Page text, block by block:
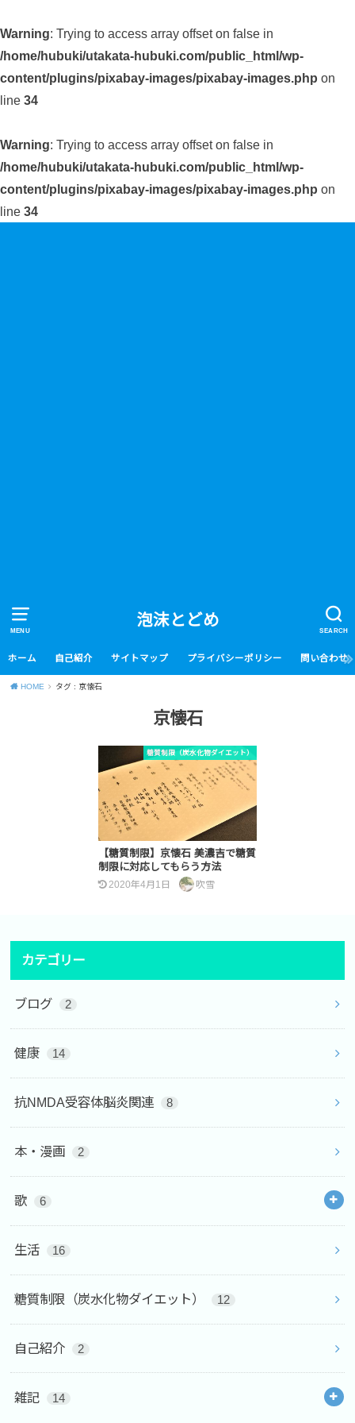
Warning: Trying to access array offset on false in
/home/hubuki/utakata-hubuki.com/public_html/wp-
content/plugins/pixabay-images/pixabay-images.php on
line 34
Warning: Trying to access array offset on false in
/home/hubuki/utakata-hubuki.com/public_html/wp-
content/plugins/pixabay-images/pixabay-images.php on
line 34
MENU SEARCH
泡沫とどめ
ホーム 自己紹介 サイトマップ プライバシーポリシー 問い合わせ
HOME タグ : 京懐石
京懐石
糖質制限（炭水化物ダイエット）
【糖質制限】京懐石 美濃吉で糖質
制限に対応してもらう方法
2020年4月1日 吹雪
カテゴリー
ブログ 2
健康 14
抗NMDA受容体脳炎関連 8
本・漫画 2
歌 6
生活 16
糖質制限（炭水化物ダイエット） 12
自己紹介 2
雑記 14